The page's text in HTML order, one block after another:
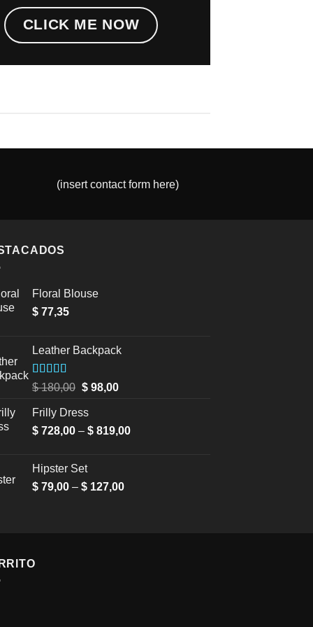
CLICK ME NOW
(insert contact form here)
Floral Blouse
$ 77,35
Leather Backpack
Valorado en
de 5
$180,00 Original
was:
$ 180,00.
$98,00Current
$ 98,00.
Frilly Dress
$ 728,00 – $ 819,00Price
Hipster Set
$ 79,00 – $ 127,00Price